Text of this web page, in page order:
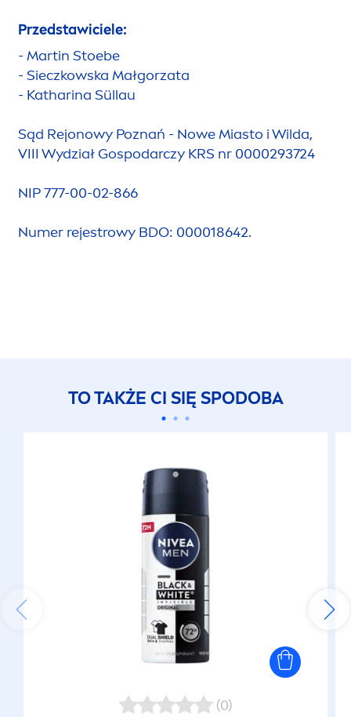
Przedstawiciele:
- Martin Stoebe
- Sieczkowska Małgorzata
- Katharina Süllau
Sąd Rejonowy Poznań - Nowe Miasto i Wilda,
VIII Wydział Gospodarczy KRS nr 0000293724
NIP 777-00-02-866
Numer rejestrowy BDO: 000018642.
TO TAKŻE CI SIĘ SPODOBA
(0)